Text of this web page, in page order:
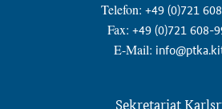
Telefon: +49 (0)721
Fax: +49 (0)721 608-
E-Mail:
Sekretariat